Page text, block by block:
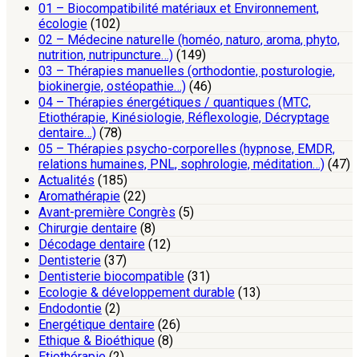
01 – Biocompatibilité matériaux et Environnement,
écologie (102)
02 – Médecine naturelle (homéo, naturo, aroma, phyto,
nutrition, nutripuncture…) (149)
03 – Thérapies manuelles (orthodontie, posturologie,
biokinergie, ostéopathie…) (46)
04 – Thérapies énergétiques / quantiques (MTC,
Etiothérapie, Kinésiologie, Réflexologie, Décryptage
dentaire…) (78)
05 – Thérapies psycho-corporelles (hypnose, EMDR,
relations humaines, PNL, sophrologie, méditation…) (47)
Actualités (185)
Aromathérapie (22)
Avant-première Congrès (5)
Chirurgie dentaire (8)
Décodage dentaire (12)
Dentisterie (37)
Dentisterie biocompatible (31)
Ecologie & développement durable (13)
Endodontie (2)
Energétique dentaire (26)
Ethique & Bioéthique (8)